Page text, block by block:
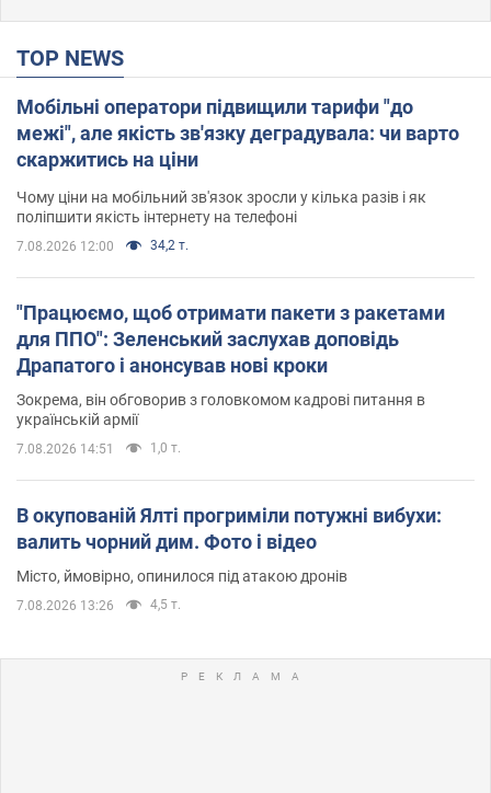
TOP NEWS
Мобільні оператори підвищили тарифи "до
межі", але якість зв'язку деградувала: чи варто
скаржитись на ціни
Чому ціни на мобільний зв'язок зросли у кілька разів і як
поліпшити якість інтернету на телефоні
7.08.2026 12:00 34,2 т.
"Працюємо, щоб отримати пакети з ракетами
для ППО": Зеленський заслухав доповідь
Драпатого і анонсував нові кроки
Зокрема, він обговорив з головкомом кадрові питання в
українській армії
7.08.2026 14:51 1,0 т.
В окупованій Ялті прогриміли потужні вибухи:
валить чорний дим. Фото і відео
Місто, ймовірно, опинилося під атакою дронів
7.08.2026 13:26 4,5 т.